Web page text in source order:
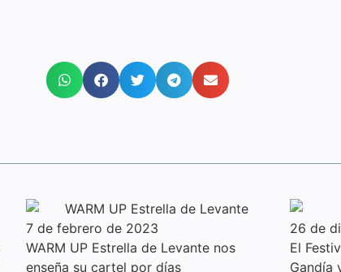
7 de febrero de 2023
WARM UP Estrella de Levante nos
enseña su cartel por días
26 de
El
Gandía